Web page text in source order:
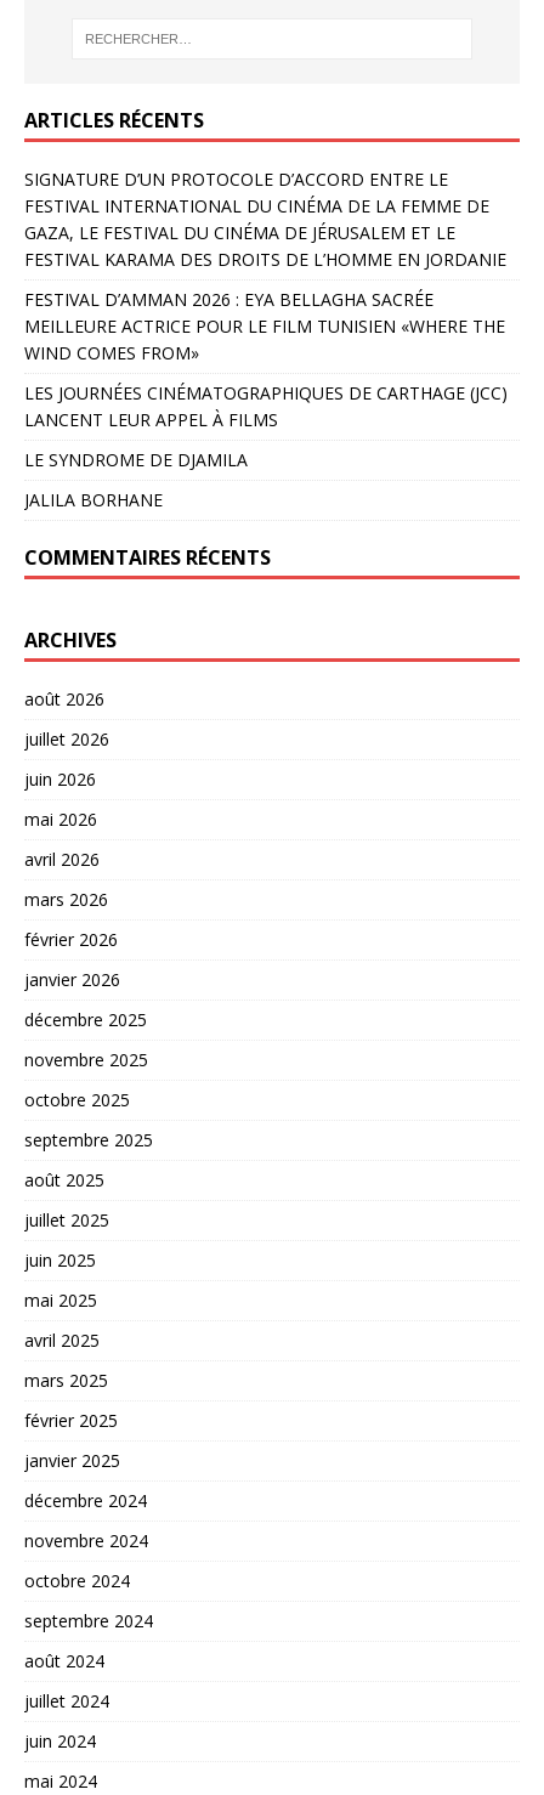
ARTICLES RÉCENTS
SIGNATURE D’UN PROTOCOLE D’ACCORD ENTRE LE
FESTIVAL INTERNATIONAL DU CINÉMA DE LA FEMME DE
GAZA, LE FESTIVAL DU CINÉMA DE JÉRUSALEM ET LE
FESTIVAL KARAMA DES DROITS DE L’HOMME EN JORDANIE
FESTIVAL D’AMMAN 2026 : EYA BELLAGHA SACRÉE
MEILLEURE ACTRICE POUR LE FILM TUNISIEN «WHERE THE
WIND COMES FROM»
LES JOURNÉES CINÉMATOGRAPHIQUES DE CARTHAGE (JCC)
LANCENT LEUR APPEL À FILMS
LE SYNDROME DE DJAMILA
JALILA BORHANE
COMMENTAIRES RÉCENTS
ARCHIVES
août 2026
juillet 2026
juin 2026
mai 2026
avril 2026
mars 2026
février 2026
janvier 2026
décembre 2025
novembre 2025
octobre 2025
septembre 2025
août 2025
juillet 2025
juin 2025
mai 2025
avril 2025
mars 2025
février 2025
janvier 2025
décembre 2024
novembre 2024
octobre 2024
septembre 2024
août 2024
juillet 2024
juin 2024
mai 2024